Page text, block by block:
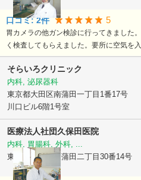
口コミ:2件 5
胃カメラの他ガン検診に行ってきました
く検査してもらえました。要所に空気を
そらいろクリニック
内科, 泌尿器科
東京都大田区南蒲田一丁目1番17号
川口ビル6階1号室
医療法人社団久保田医院
内科, 胃腸科, 外科, ...
東京都大田区東蒲田二丁目30番14号